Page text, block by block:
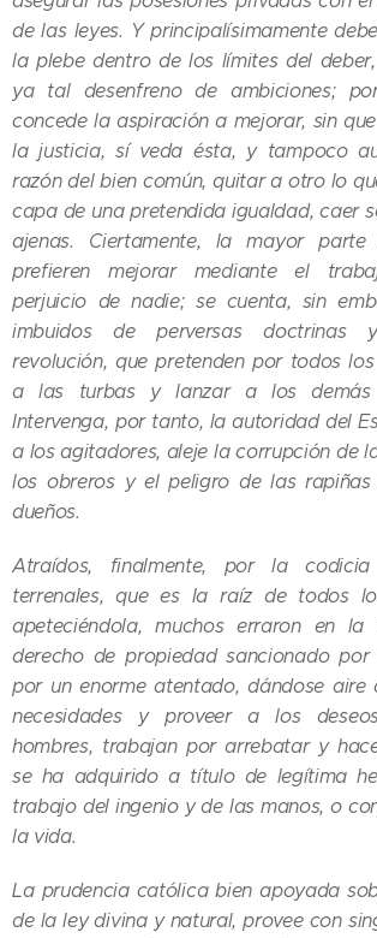
de las leyes. Y principalísimamente
la plebe dentro de los límites del
ya tal desenfreno de ambiciones;
concede la aspiración a mejorar, sin
la justicia, sí veda ésta, y tampoco
razón del bien común, quitar a otro lo
capa de una pretendida igualdad, caer
ajenas. Ciertamente, la mayor
prefieren mejorar mediante el
perjuicio de nadie; se cuenta, sin
imbuidos de perversas doctrinas
revolución, que pretenden por todos
a las turbas y lanzar a los demás
Intervenga, por tanto, la autoridad del
a los agitadores, aleje la corrupción de
los obreros y el peligro de las
dueños.
Atraídos, finalmente, por la
terrenales, que es la raíz de todos
apeteciéndola, muchos erraron en la
derecho de propiedad sancionado
por un enorme atentado, dándose aire
necesidades y proveer a los
hombres, trabajan por arrebatar y
se ha adquirido a título de legítima
trabajo del ingenio y de las manos, o
la vida.
La prudencia católica bien apoyada
de la ley divina y natural, provee con